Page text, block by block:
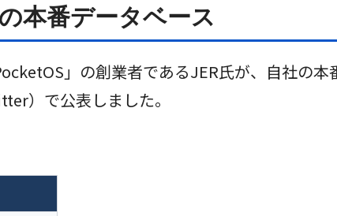
本番データベース
」の創業者であるJER氏が、自社の
）で公表しました。